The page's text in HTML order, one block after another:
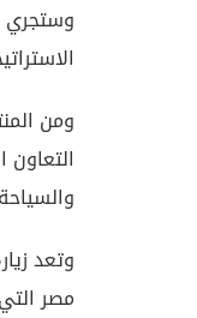
وستجري
ومن
مصر التي